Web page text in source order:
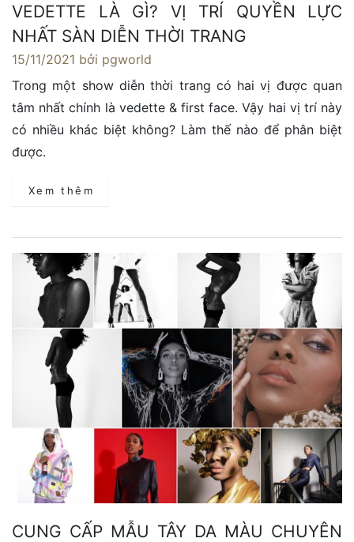
VEDETTE LÀ GÌ? VỊ TRÍ QUYỀN LỰC
NHẤT SÀN DIỄN THỜI TRANG
15/11/2021 bởi pgworld
Trong một show diễn thời trang có hai vị được quan
tâm nhất chính là vedette & first face. Vậy hai vị trí này
có nhiều khác biệt không? Làm thế nào để phân biệt
được.
Xem thêm
CUNG CẤP MẪU TÂY DA MÀU CHUYÊN